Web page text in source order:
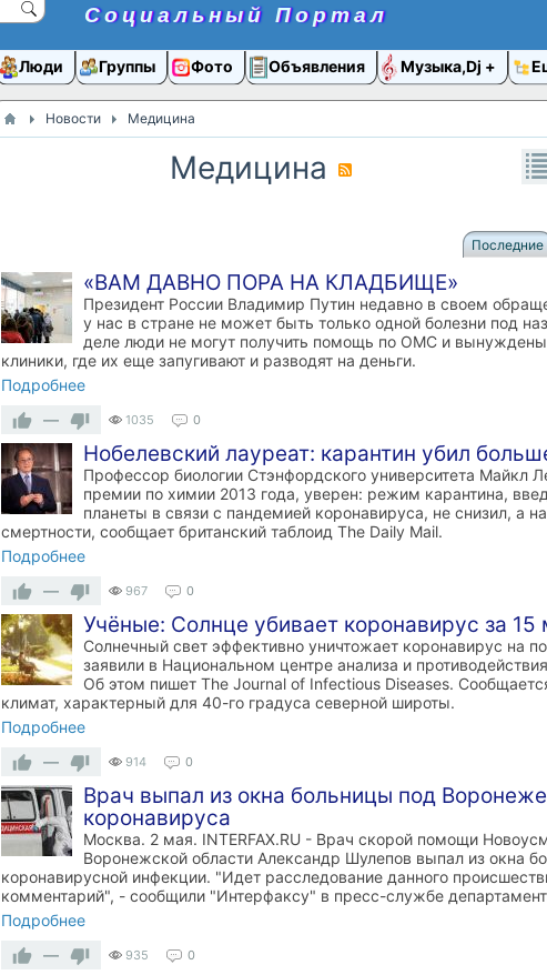
Социальный Портал
Люди Группы Фото Объявления Музыка,Dj
Новости Медицина
Медицина
Последние
«ВАМ ДАВНО ПОРА НА КЛАДБИЩЕ»
Президент России Владимир Путин недавно в своем
у нас в стране не может быть только одной болезни под
деле люди не могут получить помощь по ОМС и
клиники, где их еще запугивают и разводят на деньги.
Подробнее
—
1035 0
Нобелевский лауреат: карантин убил
Профессор биологии Стэнфордского университета Майкл
премии по химии 2013 года, уверен: режим карантина,
планеты в связи с пандемией коронавируса, не снизил, а
смертности, сообщает британский таблоид The Daily Mail.
Подробнее
—
967 0
Учёные: Солнце убивает коронавирус за 15
Солнечный свет эффективно уничтожает коронавирус на
заявили в Национальном центре анализа и
Об этом пишет The Journal of Infectious Diseases.
климат, характерный для 40-го градуса северной широты.
Подробнее
—
914 0
Врач выпал из окна больницы под
коронавируса
Москва. 2 мая. INTERFAX.RU - Врач скорой помощи
Воронежской области Александр Шулепов выпал из окна
коронавирусной инфекции. "Идет расследование данного
комментарий", - сообщили "Интерфаксу" в пресс-службе
Подробнее
—
935 0